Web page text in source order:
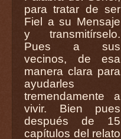
para tratar de ser
Fiel a su Mensaje
y transmitírselo.
Pues a sus
vecinos, de esa
manera clara para
ayudarles
tremendamente a
vivir. Bien pues
después de 15
capítulos del relato